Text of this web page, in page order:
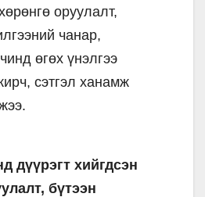
оруулалт,
чанар,
өгөх үнэлгээ
сэтгэл ханамж
дүүрэгт хийгдсэн
бүтээн